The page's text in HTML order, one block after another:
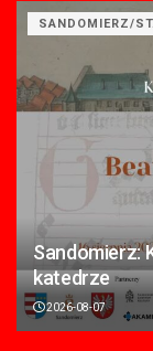
SANDOMIERZ/
Sandomierz:
katedrze
2026-08-07